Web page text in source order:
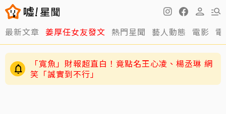
最新文章 姜厚任女友發文 熱門星聞 藝人動態 電影
「寬魚」財報超直白！竟點名王心凌、楊丞琳 網
笑「誠實到不行」